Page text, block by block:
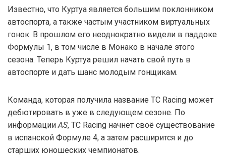
Известно, что Куртуа является большим поклонником
автоспорта, а также частым участником виртуальных
гонок. В прошлом его неоднократно видели в паддоке
Формулы 1, в том числе в Монако в начале этого
сезона. Теперь Куртуа решил начать свой путь в
автоспорте и дать шанс молодым гонщикам.
Команда, которая получила название TC Racing может
дебютировать в уже в следующем сезоне. По
информации AS, TC Racing начнет своё существование
в испанской Формуле 4, а затем расширится и до
старших юношеских чемпионатов.